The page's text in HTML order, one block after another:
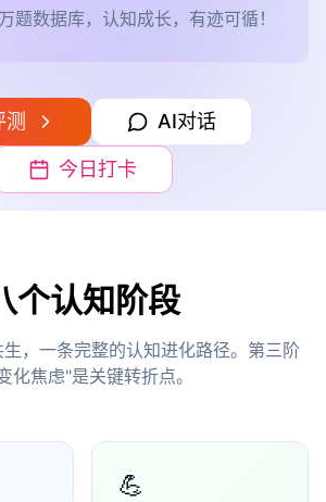
习、就业、财富、情感、家庭关系
测 AI对话
今日打卡
个认知阶段
，一条完整的认知进化路径。第三阶
化焦虑"是关键转折点。
💪